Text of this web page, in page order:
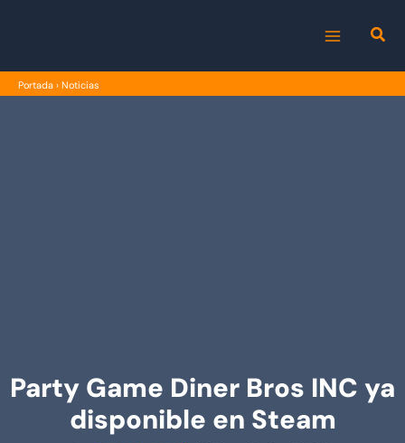
MENU
Portada › Noticias
Party Game Diner Bros INC ya
disponible en Steam